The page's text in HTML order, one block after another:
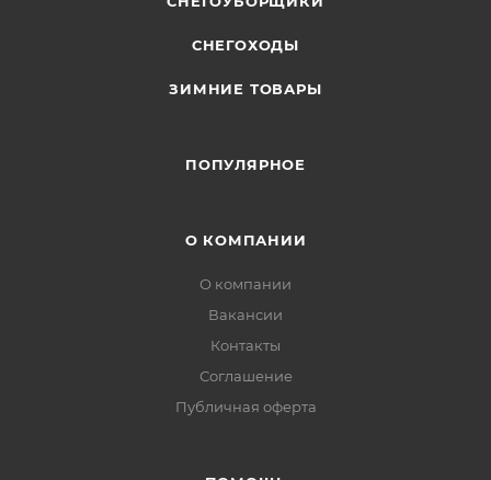
СНЕГОХОДЫ
ЗИМНИЕ ТОВАРЫ
ПОПУЛЯРНОЕ
О КОМПАНИИ
О компании
Вакансии
Контакты
Соглашение
Публичная оферта